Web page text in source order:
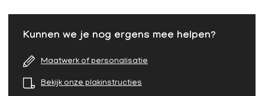
Kunnen we je nog ergens mee helpen?
Maatwerk of personalisatie
Bekijk onze plakinstructies